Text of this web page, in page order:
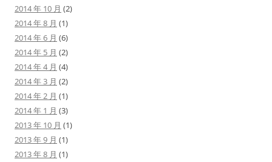
2014 年 10 月 (2)
2014 年 8 月 (1)
2014 年 6 月 (6)
2014 年 5 月 (2)
2014 年 4 月 (4)
2014 年 3 月 (2)
2014 年 2 月 (1)
2014 年 1 月 (3)
2013 年 10 月 (1)
2013 年 9 月 (1)
2013 年 8 月 (1)